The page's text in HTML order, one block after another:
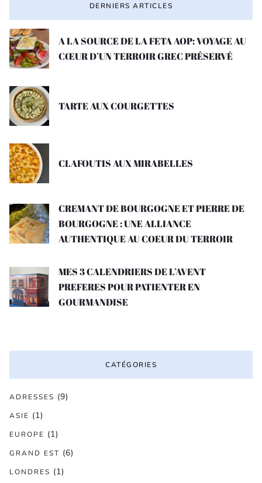
DERNIERS ARTICLES
A LA SOURCE DE LA FETA AOP: VOYAGE AU
CŒUR D’UN TERROIR GREC PRÉSERVÉ
TARTE AUX COURGETTES
CLAFOUTIS AUX MIRABELLES
CREMANT DE BOURGOGNE ET PIERRE DE
BOURGOGNE : UNE ALLIANCE
AUTHENTIQUE AU COEUR DU TERROIR
MES 3 CALENDRIERS DE L’AVENT
PREFERES POUR PATIENTER EN
GOURMANDISE
CATÉGORIES
ADRESSES (9)
ASIE (1)
EUROPE (1)
GRAND EST (6)
LONDRES (1)